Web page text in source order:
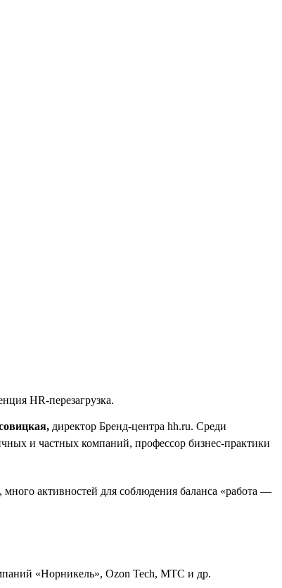
HR-перезагрузка.
директор Бренд-центра hh.ru. Среди
и частных компаний, профессор бизнес-практики
активностей для соблюдения баланса «работа —
«Норникель», Ozon Tech, МТС и др.